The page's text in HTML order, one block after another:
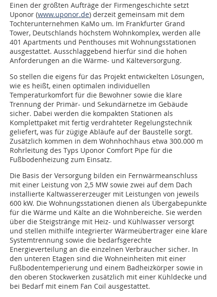
Einen der größten Aufträge der Firmengeschichte setzt
Uponor (www.uponor.de) derzeit gemeinsam mit dem
Tochterunternehmen KaMo um. Im Frankfurter Grand
Tower, Deutschlands höchstem Wohnkomplex, werden alle
401 Apartments und Penthouses mit Wohnungsstationen
ausgestattet. Ausschlaggebend hierfür sind die hohen
Anforderungen an die Wärme- und Kälteversorgung.
So stellen die eigens für das Projekt entwickelten Lösungen,
wie es heißt, einen optimalen individuellen
Temperaturkomfort für die Bewohner sowie die klare
Trennung der Primär- und Sekundärnetze im Gebäude
sicher. Dabei werden die kompakten Stationen als
Komplettpaket mit fertig verdrahteter Regelungstechnik
geliefert, was für zügige Abläufe auf der Baustelle sorgt.
Zusätzlich kommen in dem Wohnhochhaus etwa 300.000 m
Rohrleitung des Typs Uponor Comfort Pipe für die
Fußbodenheizung zum Einsatz.
Die Basis der Versorgung bilden ein Fernwärmeanschluss
mit einer Leistung von 2,5 MW sowie zwei auf dem Dach
installierte Kaltwassererzeuger mit Leistungen von jeweils
600 kW. Die Wohnungsstationen dienen als Übergabepunkte
für die Wärme und Kälte an die Wohnbereiche. Sie werden
über die Steigstränge mit Heiz- und Kühlwasser versorgt
und stellen mithilfe integrierter Wärmeübertrager eine klare
Systemtrennung sowie die bedarfsgerechte
Energieverteilung an die einzelnen Verbraucher sicher. In
den unteren Etagen sind die Wohneinheiten mit einer
Fußbodentemperierung und einem Badheizkörper sowie in
den oberen Stockwerken zusätzlich mit einer Kühldecke und
bei Bedarf mit einem Fan Coil ausgestattet.